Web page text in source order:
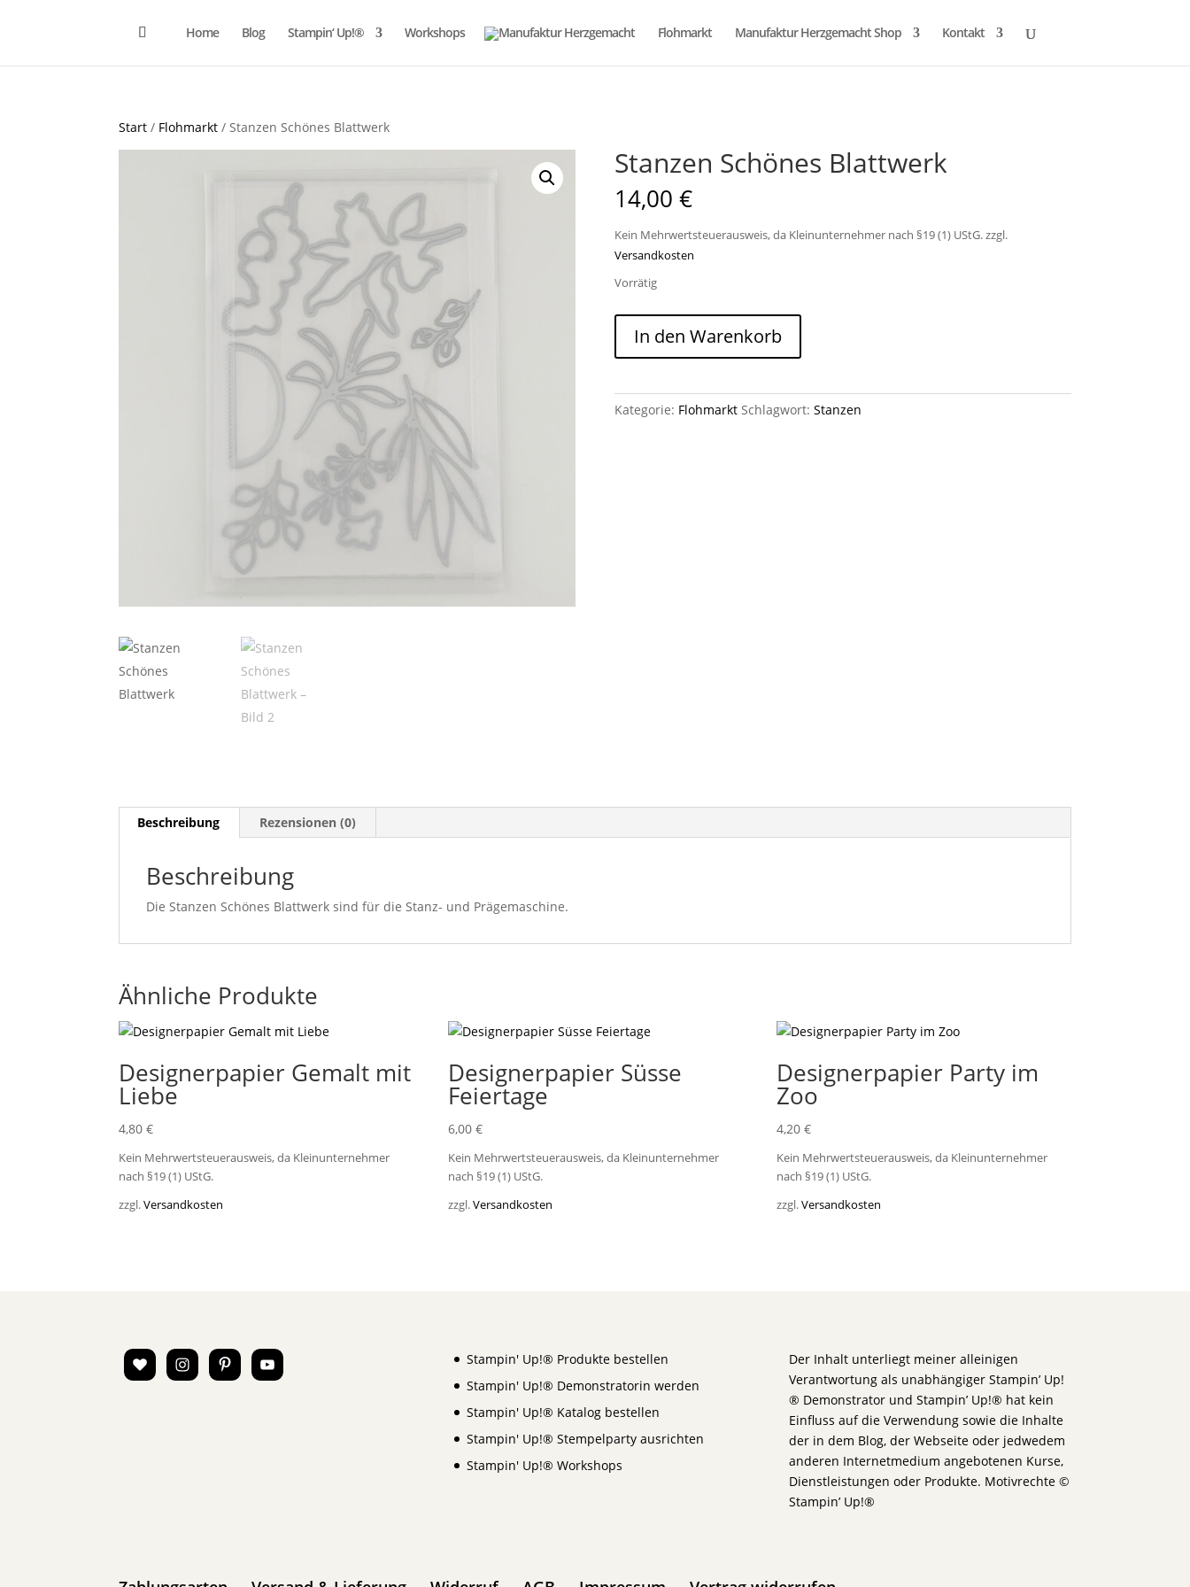
Home Blog Stampin‘ Up!® Workshops Flohmarkt Manufaktur Herzgemacht Shop Kontakt
Start / Flohmarkt / Stanzen Schönes Blattwerk
Stanzen Schönes Blattwerk
14,00 €
Kein Mehrwertsteuerausweis, da Kleinunternehmer nach §19 (1) UStG. zzgl.
Versandkosten
Vorrätig
Schönes
Blattwerk
In den Warenkorb
Kategorie: Flohmarkt Schlagwort: Stanzen
Beschreibung Rezensionen (0)
Beschreibung
Die Stanzen Schönes Blattwerk sind für die Stanz- und Prägemaschine.
Ähnliche Produkte
Designerpapier Gemalt mit
Liebe
4,80€
Kein Mehrwertsteuerausweis, da Kleinunternehmer
nach §19 (1) UStG.
zzgl.Versandkosten
Designerpapier Süsse
Feiertage
6,00 €
Kein Mehrwertsteuerausweis, da Kleinunternehmer
nach §19 (1) UStG.
zzgl.Versandkosten
Designerpapier Party im
Zoo
4,20€
Kein Mehrwertsteuerausweis, da Kleinunternehmer
nach §19 (1) UStG.
zzgl.Versandkosten
Stampin' Up!® Produkte bestellen
Stampin' Up!® Demonstratorin werden
Stampin' Up!® Katalog bestellen
Stampin' Up!® Stempelparty ausrichten
Stampin' Up!® Workshops
Der Inhalt unterliegt meiner alleinigen
Verantwortung als unabhängiger Stampin’ Up!
® Demonstrator und Stampin’ Up!® hat kein
Einfluss auf die Verwendung sowie die Inhalte
der in dem Blog, der Webseite oder jedwedem
anderen Internetmedium angebotenen Kurse,
Dienstleistungen oder Produkte. Motivrechte ©
Stampin’ Up!®